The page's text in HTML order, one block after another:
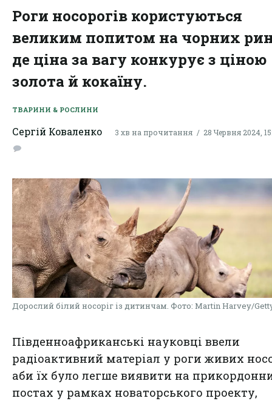
Роги носорогів користуються
великим попитом на чорних
де ціна за вагу конкурує з ціною
золота й кокаїну.
ТВАРИНИ & РОСЛИНИ
Сергій Коваленко 3 хв на прочитання 28 Червня 2024,
Дорослий білий носоріг із дитинчам. Фото: Martin Harvey/
Південноафриканські науковці ввели
радіоактивний матеріал у роги живих
аби їх було легше виявити на
постах у рамках новаторського проекту,